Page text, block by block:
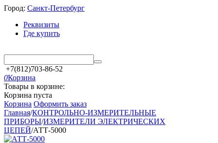
Город: Санкт-Петербург
Реквизиты
Где купить
+7(812)703-86-52
0Корзина
Товары в корзине:
Корзина пуста
Корзина Оформить заказ
Главная/КОНТРОЛЬНО-ИЗМЕРИТЕЛЬНЫЕ
ПРИБОРЫ/ИЗМЕРИТЕЛИ ЭЛЕКТРИЧЕСКИХ
ЦЕПЕЙ/АТТ-5000